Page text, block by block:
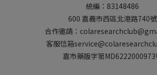
統編：83148486
600 嘉義市西區北港路740號
合作邀請：
客服信箱
嘉市藥販字第MD6222000973